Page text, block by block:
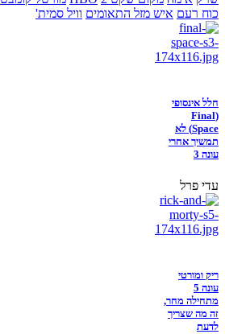
כוח רעם איש מזל התאומים וויל סמית'
חלל אינסופי
(Final
Space) לא
תמשיך אחרי
עונה 3
עדי פרל
ריק ומורטי
עונה 5
מתחילה מחר,
זה מה שצריך
לדעת